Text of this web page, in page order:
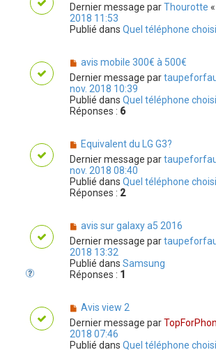
Dernier message parThourotte «
2018 11:53
Publié dans Quel téléphone
avis mobile 300€ à 500€
Dernier message par
nov. 2018 10:39
Publié dans Quel téléphone
Réponses : 6
Equivalent du LG G3?
Dernier message par
nov. 2018 08:40
Publié dans Quel téléphone
Réponses : 2
avis sur galaxy a5 2016
Dernier message par
2018 13:32
Publié dans Samsung
Réponses : 1
Avis view 2
Dernier message par
2018 07:46
Publié dans Quel téléphone